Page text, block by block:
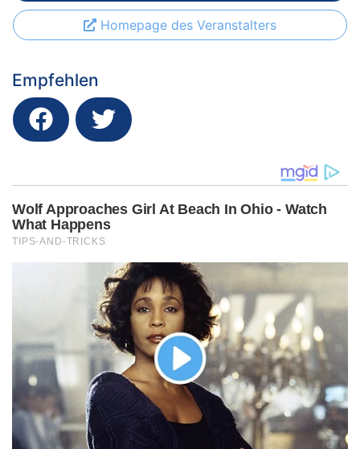
Homepage des Veranstalters
Empfehlen